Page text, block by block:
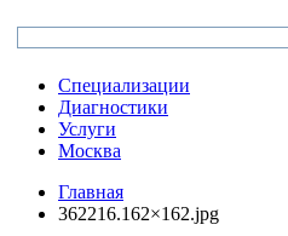
Специализации
Диагностики
Услуги
Москва
Главная
362216.162×162.jpg